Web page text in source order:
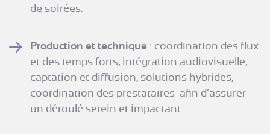
de soirées.
Production et technique : coordination des flux
et des temps forts, intégration audiovisuelle,
captation et diffusion, solutions hybrides,
coordination des prestataires afin d’assurer
un déroulé serein et impactant.